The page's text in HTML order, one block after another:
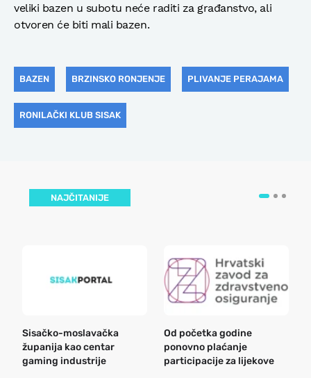
veliki bazen u subotu neće raditi za građanstvo, ali
otvoren će biti mali bazen.
BAZEN BRZINSKO RONJENJE PLIVANJE PERAJAMA
RONILAČKI KLUB SISAK
NAJČITANIJE
Sisačko-moslavačka
županija kao centar
gaming industrije
Od početka godine
ponovno plaćanje
participacije za lijekove